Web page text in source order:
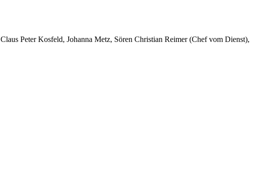
Claus Peter Kosfeld, Johanna Metz, Sören Christian Reimer (Chef vom Dienst),